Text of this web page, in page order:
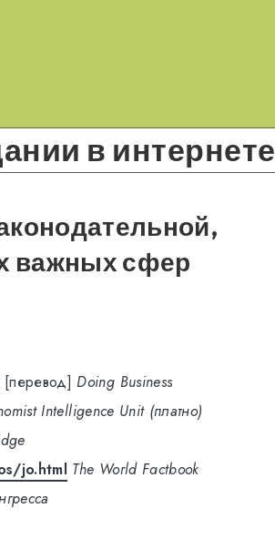
в интернете
важных сфер
[перевод] Doing Business
Intelligence Unit (платно)
jo.html The World Factbook